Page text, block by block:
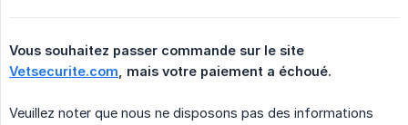
Vetsecurite.com , mais votre paiement a échoué.
Veuillez noter que nous ne disposons pas des informations